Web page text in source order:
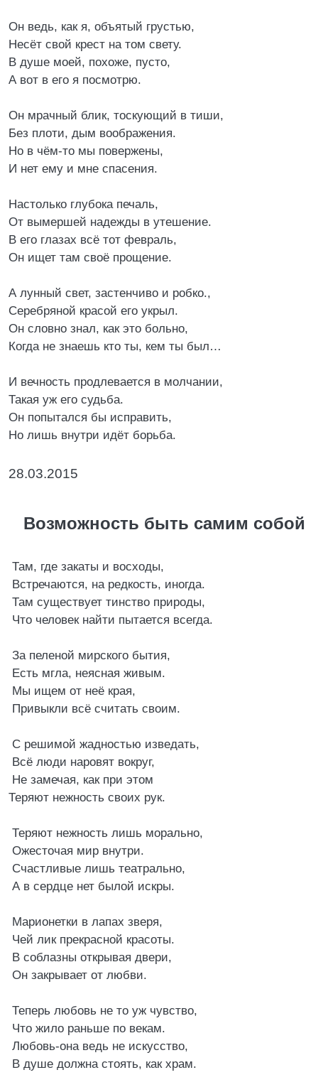
Он ведь, как я, объятый грустью,
Несёт свой крест на том свету.
В душе моей, похоже, пусто,
А вот в его я посмотрю.
Он мрачный блик, тоскующий в тиши,
Без плоти, дым воображения.
Но в чём-то мы повержены,
И нет ему и мне спасения.
Настолько глубока печаль,
От вымершей надежды в утешение.
В его глазах всё тот февраль,
Он ищет там своё прощение.
А лунный свет, застенчиво и робко.,
Серебряной красой его укрыл.
Он словно знал, как это больно,
Когда не знаешь кто ты, кем ты был…
И вечность продлевается в молчании,
Такая уж его судьба.
Он попытался бы исправить,
Но лишь внутри идёт борьба.
28.03.2015
Возможность быть самим собой
Там, где закаты и восходы,
Встречаются, на редкость, иногда.
Там существует тинство природы,
Что человек найти пытается всегда.
За пеленой мирского бытия,
Есть мгла, неясная живым.
Мы ищем от неё края,
Привыкли всё считать своим.
С решимой жадностью изведать,
Всё люди наровят вокруг,
Не замечая, как при этом
Теряют нежность своих рук.
Теряют нежность лишь морально,
Ожесточая мир внутри.
Счастливые лишь театрально,
А в сердце нет былой искры.
Марионетки в лапах зверя,
Чей лик прекрасной красоты.
В соблазны открывая двери,
Он закрывает от любви.
Теперь любовь не то уж чувство,
Что жило раньше по векам.
Любовь-она ведь не искусство,
В душе должна стоять, как храм.